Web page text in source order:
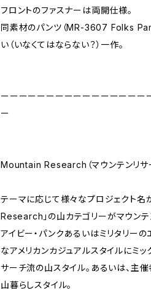
フロントのファスナーは両開仕様。
同素材のパンツ（MR-3607 Folks
い（いなくてはならない？）一作。
ーーーーーーーーーーーーーーーー
ー
Mountain Research（マウンテンリサ
テーマに応じて様々なプロジェクト名
Research」の山カテゴリーがマウンテ
アイビー・パンクあるいはミリタリーの
なアメリカンカジュアルスタイルにミ
サーチ流の山スタイル。あるいは、主
山暮らしスタイル。